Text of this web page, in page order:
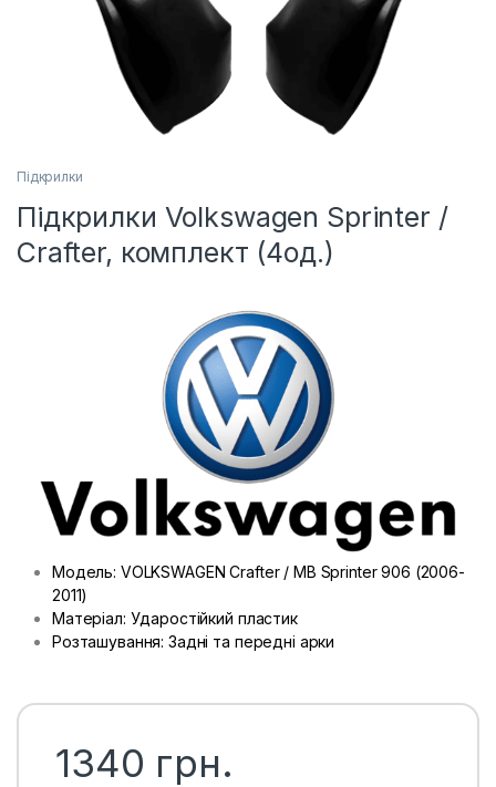
Підкрилки
Підкрилки Volkswagen Sprinter /
Crafter, комплект (4од.)
Модель: VOLKSWAGEN Crafter / MB Sprinter 906 (2006-
2011)
Матеріал: Ударостійкий пластик
Розташування: Задні та передні арки
1340 грн.